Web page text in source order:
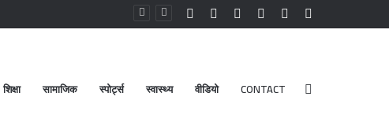
Random
Log
Instagram
YouTube
Facebook
शिक्षा सामाजिक स्पोर्ट्स स्वास्थ्य वीडियो CONTACT